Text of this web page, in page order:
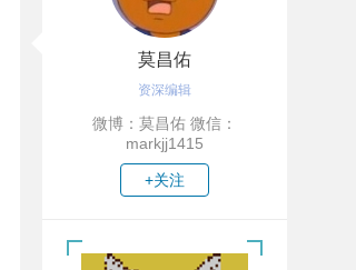
莫昌佑
资深编辑
微博：莫昌佑 微信：
markjj1415
+关注